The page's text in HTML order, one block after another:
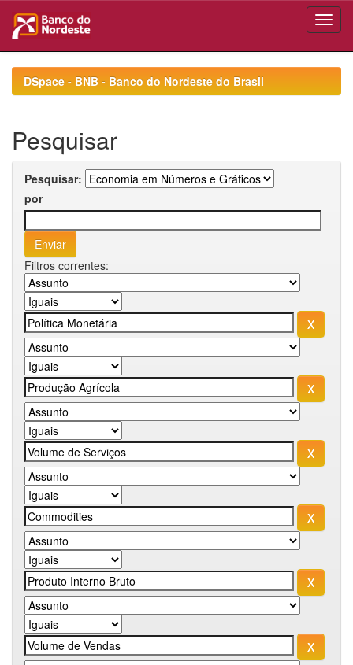
navigationDSpace - BNB - Banco do Nordeste do Brasil
Pesquisar
Pesquisar:
por
Filtros correntes: